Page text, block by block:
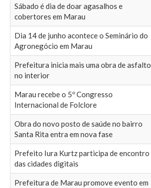
Sábado é dia de doar agasalhos e
cobertores em Marau
Dia 14 de junho acontece o Seminário do
Agronegócio em Marau
Prefeitura inicia mais uma obra de asfalto
no interior
Marau recebe o 5º Congresso
Internacional de Folclore
Obra do novo posto de saúde no bairro
Santa Rita entra em nova fase
Prefeito Iura Kurtz participa de encontro
das cidades digitais
Prefeitura de Marau promove evento em